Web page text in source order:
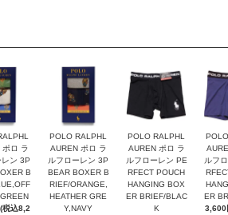
ポロ ラ
レン 3P
B
税込8,2
POLO RALPHL
AUREN ポロ ラ
ルフローレン 3P
BEAR BOXER B
RIEF/ORANGE,
HEATHER GRE
Y,NAVY
POLO RALPHL
AUREN ポロ ラ
ルフローレン PE
RFECT POUCH
HANGING BOX
ER BRIEF/BLAC
K
ルフ
ER
3,600